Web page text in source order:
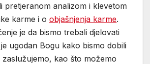
pretjeranom analizom i klevetom
karme i o objašnjenja karme.
je da bismo trebali djelovati
ugodan Bogu kako bismo dobili
zaslužujemo, kao što možemo